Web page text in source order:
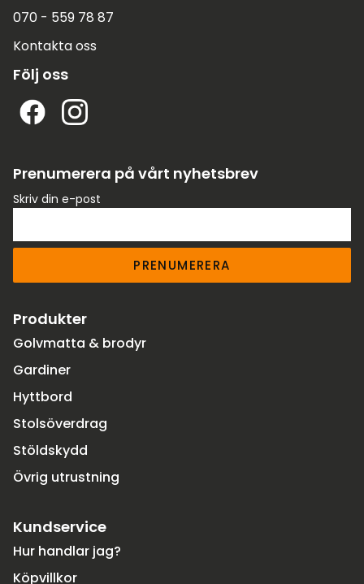
070 - 559 78 87
Kontakta oss
Följ oss
Prenumerera på vårt nyhetsbrev
Skriv din e-post
PRENUMERERA
Produkter
Golvmatta & brodyr
Gardiner
Hyttbord
Stolsöverdrag
Stöldskydd
Övrig utrustning
Kundservice
Hur handlar jag?
Köpvillkor